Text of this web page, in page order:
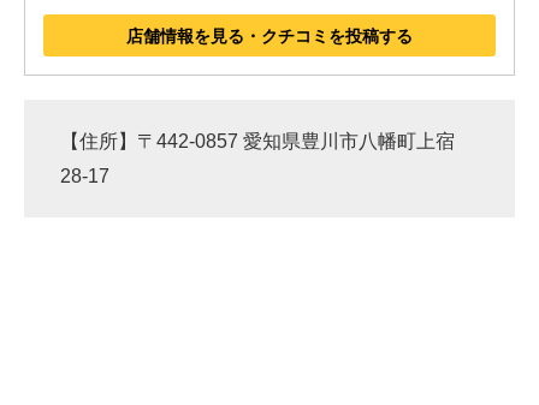
店舗情報を見る・クチコミを投稿する
【住所】〒442-0857 愛知県豊川市八幡町上宿
28-17